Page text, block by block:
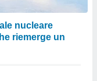
nucleare
riemerge un